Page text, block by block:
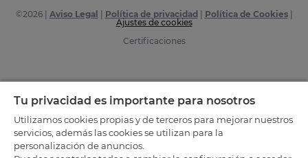
©2026| Aviso Legal Política de privacidad Política de Cookies|
Ajustes de cookies
Certificaciones
Tu privacidad es importante para nosotros
Utilizamos cookies propias y de terceros para mejorar nuestros
servicios, además las cookies se utilizan para la
personalización de anuncios.